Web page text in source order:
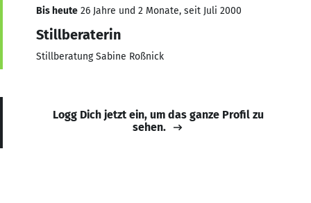
Bis heute 26 Jahre und 2 Monate, seit Juli 2000
Stillberaterin
Stillberatung Sabine Roßnick
Logg Dich jetzt ein, um das ganze Profil zu
sehen.